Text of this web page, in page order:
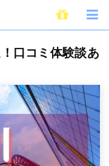
で当たる占い5選！口コミ体験
口コミ体験談あ